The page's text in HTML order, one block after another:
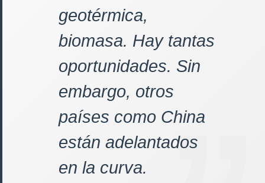
geotérmica,
biomasa. Hay tantas
oportunidades. Sin
embargo, otros
países como China
están adelantados
en la curva.